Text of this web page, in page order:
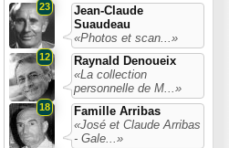
23
Jean-Claude
Suaudeau
«Photos et scan...»
12
Raynald Denoueix
«La collection
personnelle de M...»
18
Famille Arribas
«José et Claude Arribas
- Gale...»